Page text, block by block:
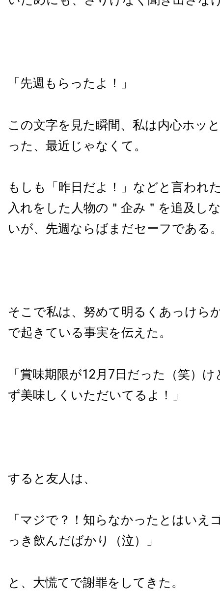
「先週もらったよ！」
この文字を見た瞬間、私は内心ホッ
った、最近じゃなくて。
もしも「昨日だよ！」などと言われ
入れをした人物の＂企み＂を追及し
いが、先週ならばまだセーフである
そこで私は、努めて明るくあっけら
で起きている事実を伝えた。
「賞味期限が12月7日だった（笑）
ず美味しくいただいてるよ！」
すると友人は、
「マジで？！知らなかったとはいえ
っき飲んだばかり（泣）」
と、大慌てで謝罪をしてきた。